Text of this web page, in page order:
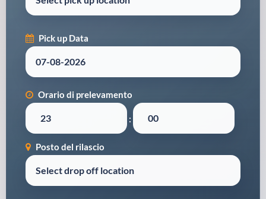
Pick up Data
Orario di prelevamento
:
Posto del rilascio